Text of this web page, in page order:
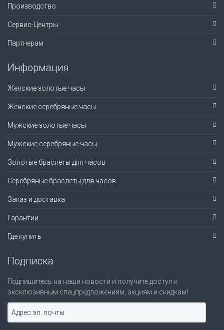
Производство
Сервис-Центры
Партнерам
Информация
Женские золотые часы
Женские серебряные часы
Мужские золотые часы
Мужские серебряные часы
Золотые браслеты для часов
Серебряные браслеты для часов
Заказ и доставка
Гарантии
Где купить
Подписка
Подпишитесь на наши новости и получите доступ к
эксклюзивным спецпредложениям, акциям и скидкам!